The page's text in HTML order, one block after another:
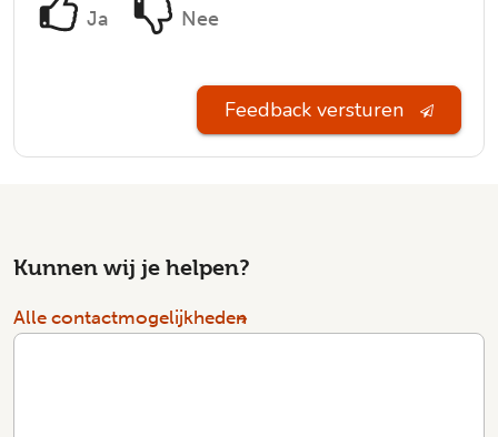
Ja Nee
Feedback versturen
Kunnen wij je helpen?
Alle contactmogelijkheden